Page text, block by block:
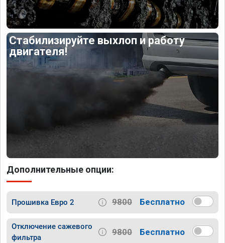
Стабилизируйте выхлоп и работу
двигателя!
Дополнительные опции:
Прошивка Евро 2 9800 Бесплатно
Отключение сажевого
фильтра
9800 Бесплатно